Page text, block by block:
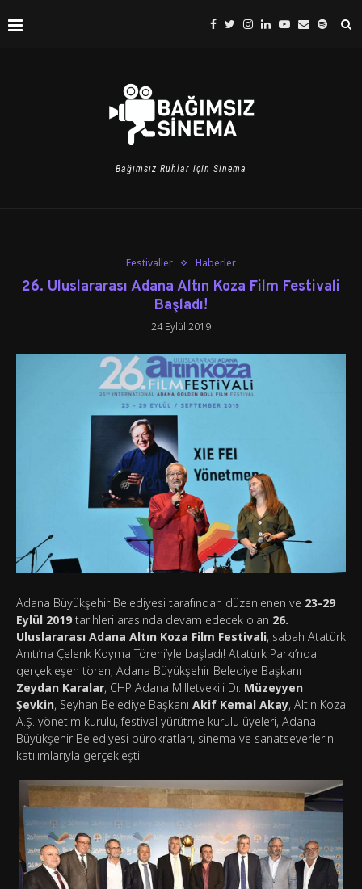
Bağımsız Ruhlar için Sinema
Festivaller Haberler
26. Uluslararası Adana Altın Koza Film Festivali
Başladı!
24 Eylül 2019
Adana Büyükşehir Belediyesi tarafından düzenlenen ve 23-29
Eylül 2019tarihleri arasında devam edecek olan 26.
Uluslararası Adana Altın Koza Film Festivali, sabah Atatürk
Anıtı’na Çelenk Koyma Töreni’yle başladı! Atatürk Parkı’nda
gerçekleşen tören; Adana Büyükşehir Belediye Başkanı
Zeydan Karalar, CHP Adana Milletvekili Dr. Müzeyyen
Şevkin, Seyhan Belediye Başkanı Akif Kemal Akay, Altın Koza
A.Ş. yönetim kurulu, festival yürütme kurulu üyeleri, Adana
Büyükşehir Belediyesi bürokratları, sinema ve sanatseverlerin
katılımlarıyla gerçekleşti.